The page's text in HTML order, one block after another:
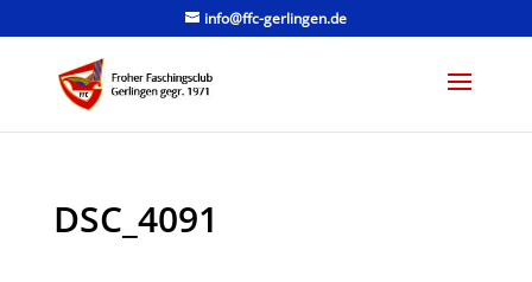
info@ffc-gerlingen.de
DSC_4091